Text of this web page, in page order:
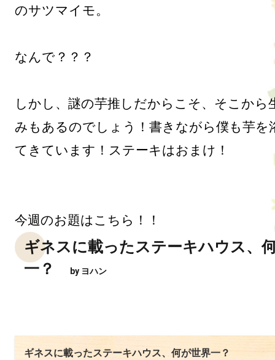
のサツマイモ。
なんで？？？
しかし、謎の芋推しだからこそ、そこから
みもあるのでしょう！書きながら僕も芋を
てきています！ステーキはおまけ！
ギネスに載ったステーキハウス、
一？
by ヨハン
ギネスに載ったステーキハウス、何が世界一？